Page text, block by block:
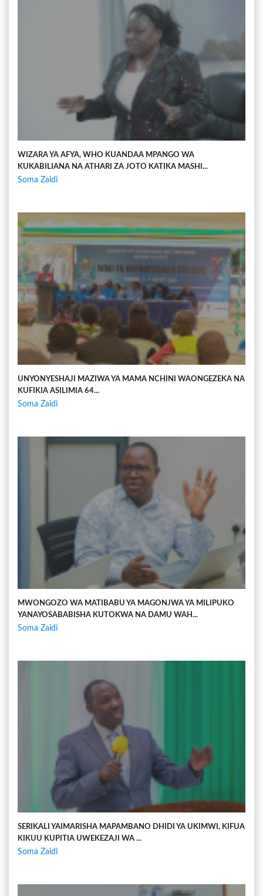
WIZARA YA AFYA, WHO KUANDAA MPANGO WA
KUKABILIANA NA ATHARI ZA JOTO KATIKA MASHI...
Soma Zaidi
UNYONYESHAJI MAZIWA YA MAMA NCHINI WAONGEZEKA NA
KUFIKIA ASILIMIA 64...
Soma Zaidi
MWONGOZO WA MATIBABU YA MAGONJWA YA MILIPUKO
YANAYOSABABISHA KUTOKWA NA DAMU WAH...
Soma Zaidi
SERIKALI YAIMARISHA MAPAMBANO DHIDI YA UKIMWI, KIFUA
KIKUU KUPITIA UWEKEZAJI WA ...
Soma Zaidi